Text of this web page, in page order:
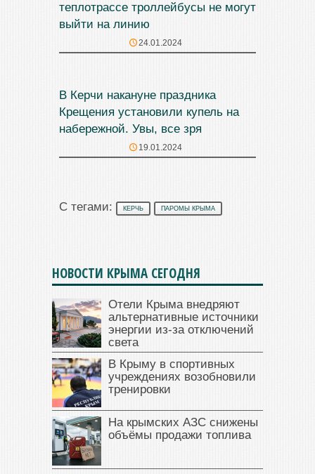
теплотрассе троллейбусы не могут
выйти на линию
24.01.2024
В Керчи накануне праздника
Крещения установили купель на
набережной. Увы, все зря
19.01.2024
С тегами: КЕРЧЬ ПАРОМЫ КРЫМА
НОВОСТИ КРЫМА СЕГОДНЯ
Отели Крыма внедряют
альтернативные источники
энергии из-за отключений
света
В Крыму в спортивных
учреждениях возобновили
тренировки
На крымских АЗС снижены
объёмы продажи топлива